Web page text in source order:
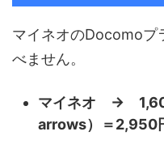
マイネオのDocomoプ
べません。
マイネオ →
arrows）＝2,950